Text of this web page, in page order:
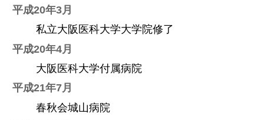
平成20年3月
私立大阪医科大学大学院修了
平成20年4月
大阪医科大学付属病院
平成21年7月
春秋会城山病院